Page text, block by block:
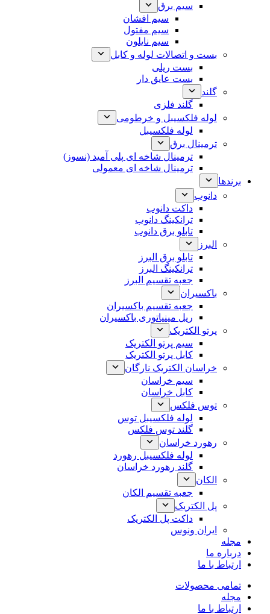
سیم برق
سیم افشان
سیم مفتول
سیم نایلون
بست و اتصالات لوله و کابل
بست ریلی
بست عایق دار
گلند
گلند فلزی
لوله فلکسیبل و خرطومی
لوله فلکسیبل
ترمینال برق
ترمینال شاخه ای پلی آمید (نسوز)
ترمینال شاخه ای معمولی
برندها
دانوب
داکت دانوب
ترانکینگ دانوب
تابلو برق دانوب
البرز
تابلو برق البرز
ترانکینگ البرز
جعبه تقسیم البرز
باکسیران
جعبه تقسیم باکسیران
ریل مینیاتوری باکسیران
پرتو الکتریک
سیم پرتو الکتریک
کابل پرتو الکتریک
خراسان الکتریک نارگان
سیم خراسان
کابل خراسان
توس فلکس
لوله فلکسیبل توس
گلند توس فلکس
رهورد خراسان
لوله فلکسیبل رهورد
گلند رهورد خراسان
الکان
جعبه تقسیم الکان
پل الکتریک
داکت پل الکتریک
ایران ونوس
مجله
درباره ما
ارتباط با ما
تمامی محصولات
مجله
ارتباط با ما